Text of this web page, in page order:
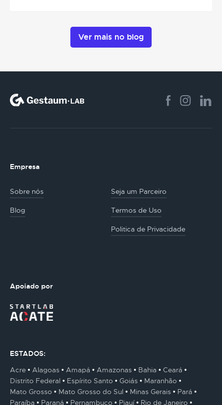
Ver mais no blog
Empresa
Sobre nós Seja um Parceiro
Blog Termos de Uso
Politica de Privacidade
Apoiado por
ESTADOS:
Acre
Alagoas Amapá Amazonas Bahia
Ceará
Distrito Federal
Espírito Santo Goiás
Maranhão
Mato Grosso
Mato Grosso do Sul Minas Gerais
Pará
Paraíba
Paraná Pernambuco Piauí Rio de Janeiro